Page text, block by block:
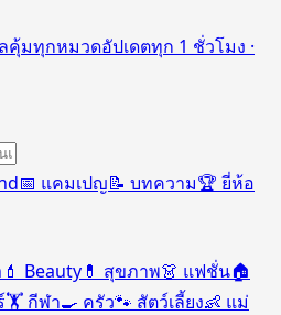
คุ้มทุกหมวดอัปเดตทุก 1 ชั่วโมง ·
📅 แคมเปญ📝 บทความ🏆 ยี่ห้อ
💄 Beauty 💊 สุขภาพ👗 แฟชั่น🏠
🏋️ กีฬา🍳 ครัว🐾 สัตว์เลี้ยง👶 แม่